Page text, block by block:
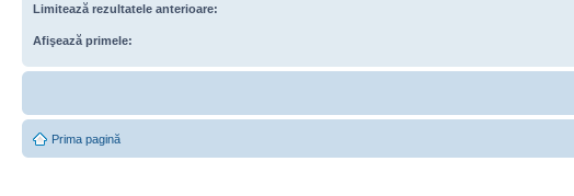
Limitează rezultatele anterioare:
Afişează primele:
Prima pagină